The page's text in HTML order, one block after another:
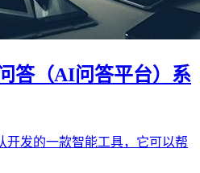
答（AI问答平台）系
开发的一款智能工具，它可以帮